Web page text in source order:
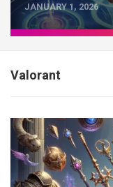
JANUARY 1, 2026
Valorant